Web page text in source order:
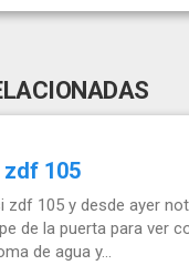
105
zdf 105 y desde ayer
de la puerta para ver
de agua y...